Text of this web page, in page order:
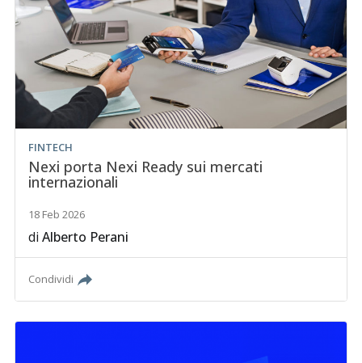
FINTECH
Nexi porta Nexi Ready sui mercati
internazionali
18 Feb 2026
diAlberto Perani
Condividi